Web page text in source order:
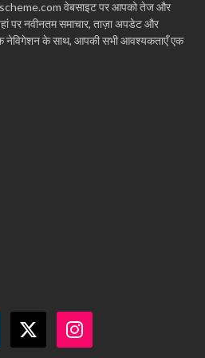
वेबसाइट पर आपको तेज और
पर नवीनतम समाचार, ताज़ा अपडेट और
नेविगेशन के साथ, आपकी सभी आवश्यकताएँ एक